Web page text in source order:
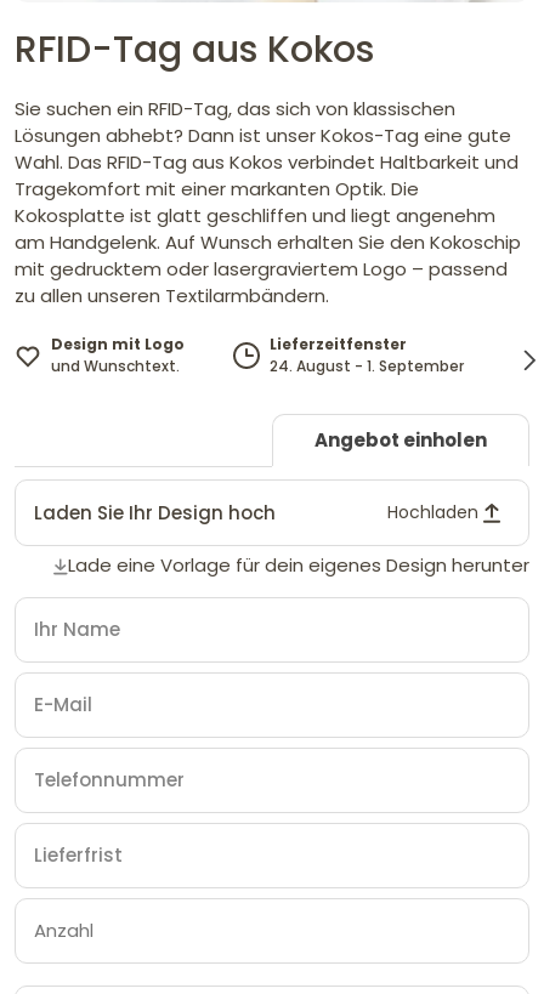
RFID-Tag aus Kokos
Sie suchen ein RFID-Tag, das sich von klassischen
Lösungen abhebt? Dann ist unser Kokos-Tag eine gute
Wahl. Das RFID-Tag aus Kokos verbindet Haltbarkeit und
Tragekomfort mit einer markanten Optik. Die
Kokosplatte ist glatt geschliffen und liegt angenehm
am Handgelenk. Auf Wunsch erhalten Sie den Kokoschip
mit gedrucktem oder lasergraviertem Logo – passend
zu allen unseren Textilarmbändern.
Design mit Logo
und Wunschtext.
Lieferzeitfenster
24. August - 1. September
Angebot einholen
Laden Sie Ihr Design hoch Hochladen
Lade eine Vorlage für dein eigenes Design herunter